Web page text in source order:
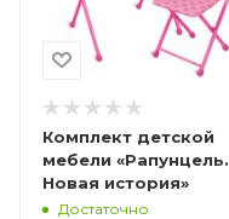
Комплект детской
мебели «Рапунцель.
Новая история»
Достаточно